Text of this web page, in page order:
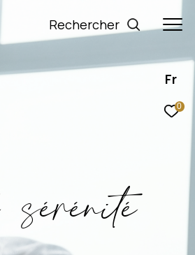
Fr
0
rechercher
sérénié